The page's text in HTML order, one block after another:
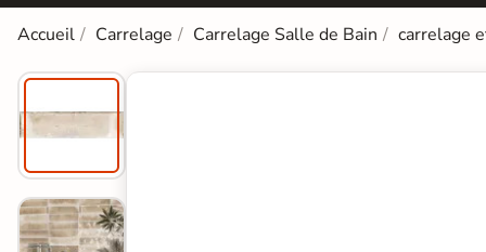
Dalle
Terrasse
Sur Plot
Carrelage
Bain
Colle &
Finition
Douche
Baignoires
et Balnéos
WC
Carrelage
Salle de
Bain
PAR
COULEUR
Bois
clair
TYPE
PVC
Dalles
PVC
Lames
Accueil Carrelage Carrelage Salle de Bain carrelage